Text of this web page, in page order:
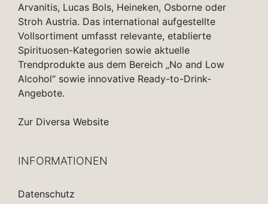
Arvanitis, Lucas Bols, Heineken, Osborne oder
Stroh Austria. Das international aufgestellte
Vollsortiment umfasst relevante, etablierte
Spirituosen-Kategorien sowie aktuelle
Trendprodukte aus dem Bereich „No and Low
Alcohol“ sowie innovative Ready-to-Drink-
Angebote.
Zur Diversa Website
INFORMATIONEN
Datenschutz